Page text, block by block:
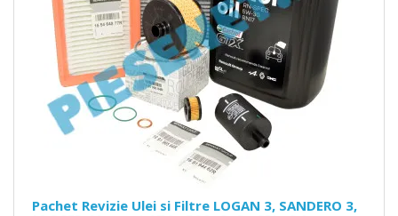
Pachet Revizie Ulei si Filtre LOGAN 3, SANDERO 3,